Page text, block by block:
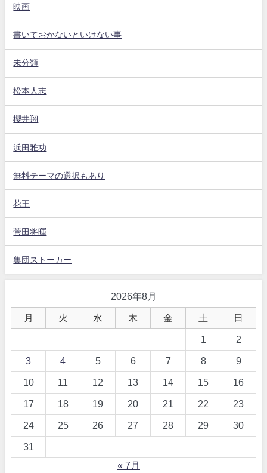
映画
書いておかないといけない事
未分類
松本人志
櫻井翔
浜田雅功
無料テーマの選択もあり
花王
菅田将暉
集団ストーカー
2026年8月
月 火 水 木 金 土 日
1 2
3 4 5 6 7 8 9
10 11 12 13 14 15 16
17 18 19 20 21 22 23
24 25 26 27 28 29 30
31
« 7月